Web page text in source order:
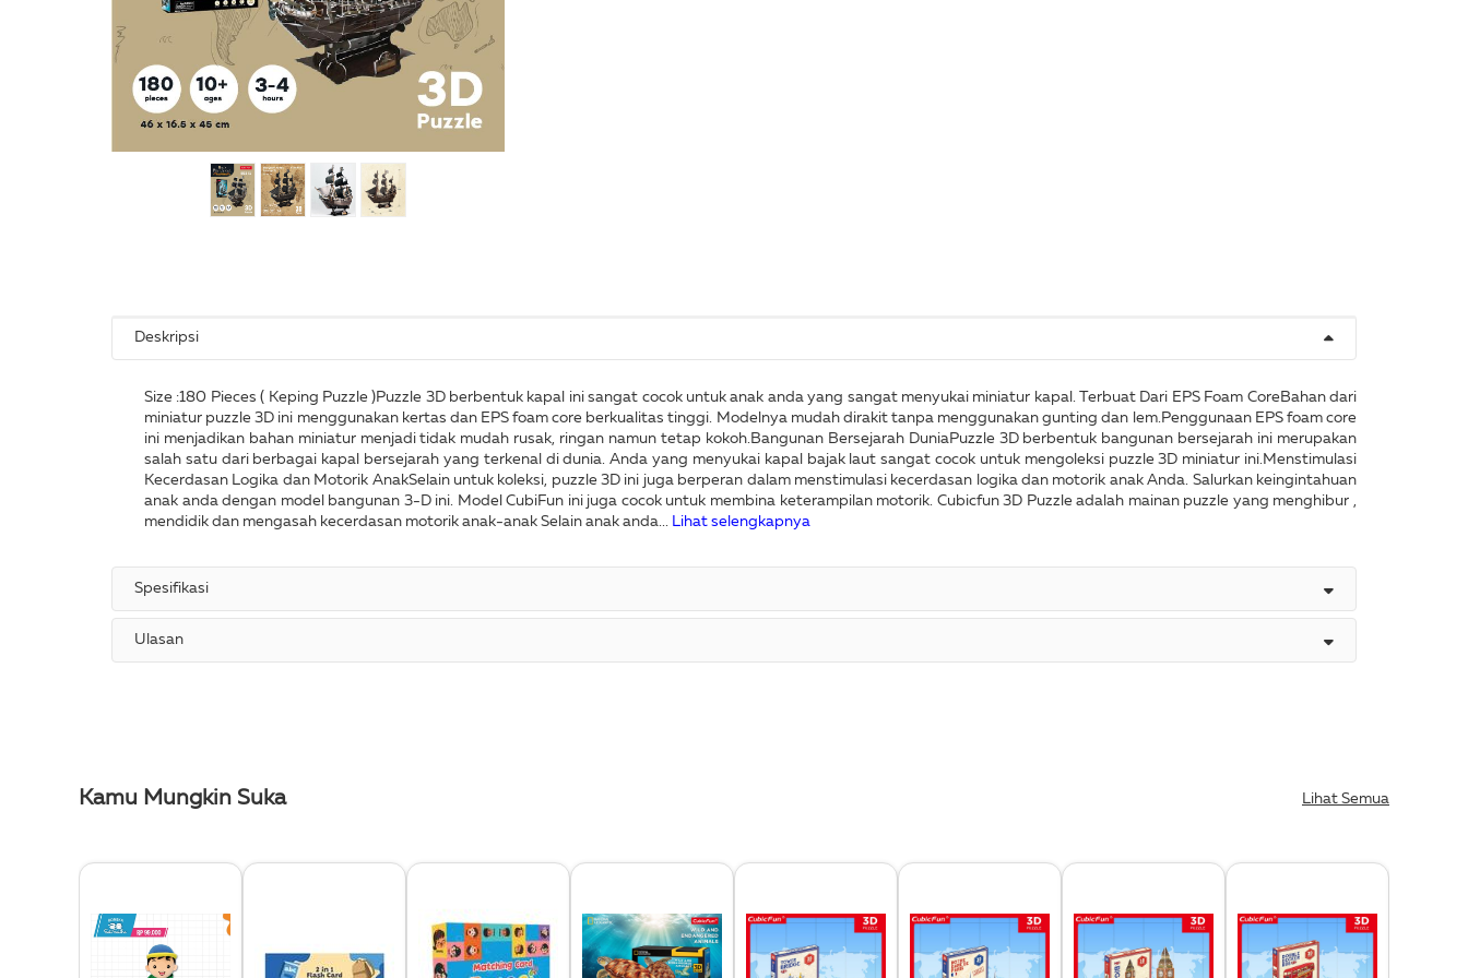
Deskripsi
Size :180 Pieces ( Keping Puzzle )Puzzle 3D berbentuk kapal ini sangat cocok untuk anak anda yang sangat menyukai miniatur kapal. Terbuat Dari EPS Foam CoreBahan dari
miniatur puzzle 3D ini menggunakan kertas dan EPS foam core berkualitas tinggi. Modelnya mudah dirakit tanpa menggunakan gunting dan lem.Penggunaan EPS foam core
ini menjadikan bahan miniatur menjadi tidak mudah rusak, ringan namun tetap kokoh.Bangunan Bersejarah DuniaPuzzle 3D berbentuk bangunan bersejarah ini merupakan
salah satu dari berbagai kapal bersejarah yang terkenal di dunia. Anda yang menyukai kapal bajak laut sangat cocok untuk mengoleksi puzzle 3D miniatur ini.Menstimulasi
Kecerdasan Logika dan Motorik AnakSelain untuk koleksi, puzzle 3D ini juga berperan dalam menstimulasi kecerdasan logika dan motorik anak Anda. Salurkan keingintahuan
anak anda dengan model bangunan 3-D ini. Model CubiFun ini juga cocok untuk membina keterampilan motorik. Cubicfun 3D Puzzle adalah mainan puzzle yang menghibur ,
mendidik dan mengasah kecerdasan motorik anak-anak Selain anak anda... Lihat selengkapnya
Spesifikasi
Ulasan
Kamu Mungkin Suka Lihat Semua